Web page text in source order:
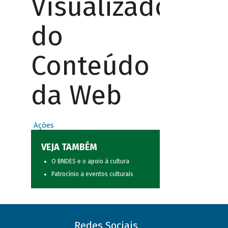
Visualizador
do
Conteúdo
da Web
Ações
VEJA TAMBÉM
O BNDES e o apoio à cultura
Patrocínio a eventos culturais
Redes Sociais